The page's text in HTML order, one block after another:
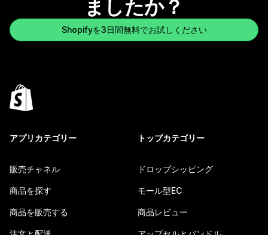
ましたか？
Shopifyを3日間無料でお試しください
アプリカテゴリー
販売チャネル
商品を探す
商品を販売する
トップカテゴリー
ドロップシッピング
モール型EC
商品レビュー